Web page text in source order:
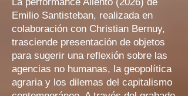
Emilio Santisteban, realizada en
colaboración con Christian Bernuy,
trasciende presentación de objetos
para sugerir una reflexión sobre las
agencias no humanas, la geopolítica
agraria y los dilemas del capitalismo